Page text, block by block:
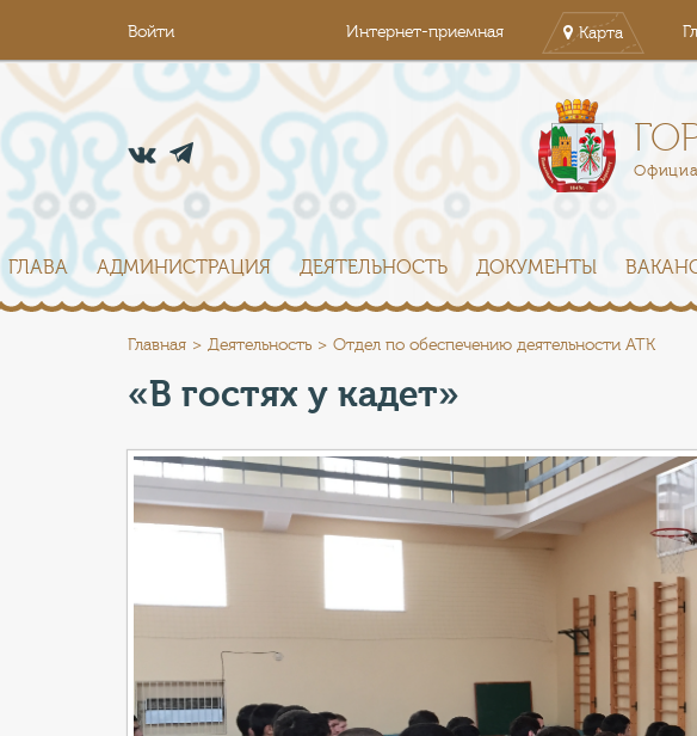
Войти Интернет-приемная Карта
ГЛАВА АДМИНИСТРАЦИЯ ДЕЯТЕЛЬНОСТЬ ДОКУМЕНТЫ
Главная Деятельность Отдел по обеспечению деятельности АТК
«В гостях у кадет»